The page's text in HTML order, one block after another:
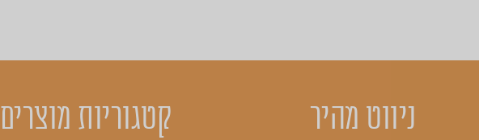
ניווט מהיר קטגוריות מוצרים